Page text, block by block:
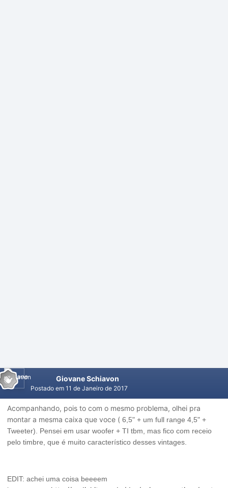
Giovane Schiavon
Postado em 11 de Janeiro de 2017
Acompanhando, pois to com o mesmo problema, olhei pra
montar a mesma caixa que voce ( 6,5" + um full range 4,5" +
Tweeter). Pensei em usar woofer + TI tbm, mas fico com receio
pelo timbre, que é muito característico desses vintages.
EDIT: achei uma coisa beeeem